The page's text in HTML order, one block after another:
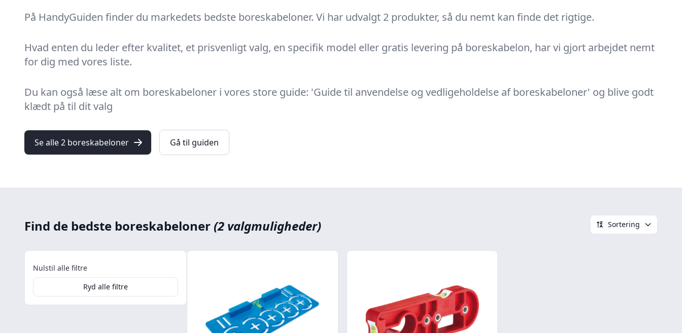
På HandyGuiden finder du markedets bedste boreskabeloner. Vi har udvalgt 2 produkter, så du nemt kan finde det rigtige.
Hvad enten du leder efter kvalitet, et prisvenligt valg, en specifik model eller gratis levering på boreskabelon, har vi gjort arbejdet nemt
for dig med vores liste.
Du kan også læse alt om boreskabeloner i vores store guide: 'Guide til anvendelse og vedligeholdelse af boreskabeloner' og blive godt
klædt på til dit valg
Se alle 2 boreskabeloner Gå til guiden
Find de bedste boreskabeloner(2 valgmuligheder) Sortering
Nulstil alle filtre
Ryd alle filtre